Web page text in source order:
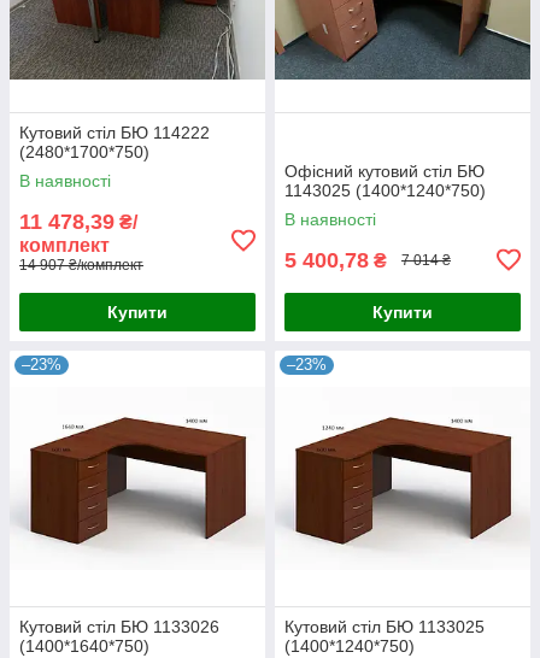
Кутовий стіл БЮ 114222
(2480*1700*750)
В наявності
11 478,39 ₴/
комплект
14 907 ₴/комплект
Купити
Офісний кутовий стіл БЮ
1143025 (1400*1240*750)
В наявності
5 400,78 ₴ 7 014 ₴
Купити
–23%
Кутовий стіл БЮ 1133026
(1400*1640*750)
–23%
Кутовий стіл БЮ 1133025
(1400*1240*750)